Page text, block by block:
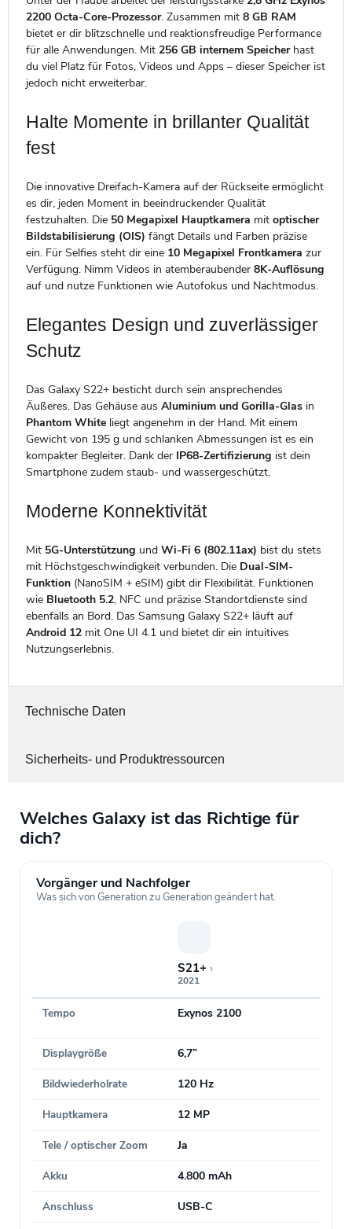
2200 Octa-Core-Prozessor. Zusammen mit 8 GB RAM
bietet er dir blitzschnelle und reaktionsfreudige Performance
für alle Anwendungen. Mit 256 GB internem Speicherhast
du viel Platz für Fotos, Videos und Apps – dieser Speicher ist
jedoch nicht erweiterbar.
Halte Momente in brillanter Qualität
fest
Die innovative Dreifach-Kamera auf der Rückseite ermöglicht
es dir, jeden Moment in beeindruckender Qualität
festzuhalten. Die 50 Megapixel Hauptkamera mit optischer
Bildstabilisierung (OIS) fängt Details und Farben präzise
ein. Für Selfies steht dir eine 10 Megapixel Frontkamera zur
Verfügung. Nimm Videos in atemberaubender 8K-Auflösung
auf und nutze Funktionen wie Autofokus und Nachtmodus.
Elegantes Design und zuverlässiger
Schutz
Das Galaxy S22+ besticht durch sein ansprechendes
Äußeres. Das Gehäuse aus Aluminium und Gorilla-Glasin
Phantom Whiteliegt angenehm in der Hand. Mit einem
Gewicht von 195 g und schlanken Abmessungen ist es ein
kompakter Begleiter. Dank der IP68-Zertifizierung ist dein
Smartphone zudem staub- und wassergeschützt.
Moderne Konnektivität
Mit 5G-Unterstützung und Wi-Fi 6 (802.11ax) bist du stets
mit Höchstgeschwindigkeit verbunden. Die Dual-SIM-
Funktion(NanoSIM + eSIM) gibt dir Flexibilität. Funktionen
wie Bluetooth 5.2, NFC und präzise Standortdienste sind
ebenfalls an Bord. Das Samsung Galaxy S22+ läuft auf
Android 12mit One UI 4.1 und bietet dir ein intuitives
Nutzungserlebnis.
Technische Daten
Sicherheits- und Produktressourcen
Welches Galaxy ist das Richtige für
dich?
Vorgänger und Nachfolger
Was sich von Generation zu Generation geändert hat.
S21+ ›
2021
Tempo Exynos 2100
Displaygröße 6,7”
Bildwiederholrate 120 Hz
Hauptkamera 12 MP
Tele / optischer Zoom Ja
Akku 4.800 mAh
Anschluss USB-C